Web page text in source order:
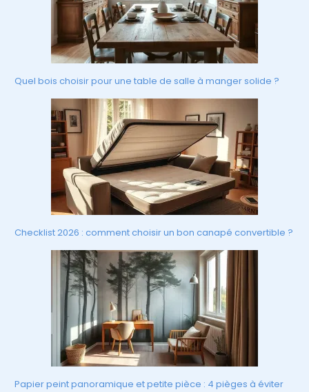
Quel bois choisir pour une table de salle à manger solide ?
Checklist 2026 : comment choisir un bon canapé convertible ?
Papier peint panoramique et petite pièce : 4 pièges à éviter